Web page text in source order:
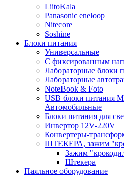
LiitoKala
Panasonic eneloop
Nitecore
Soshine
Блоки питания
Универсальные
C фиксированным
Лабораторные блоки
Лабораторные
NoteBook & Foto
USB блоки питания
Автомобильные
Блоки питания для
Инвертор 12V-220V
Конвертеры-
ШТЕКЕРА, зажим
Зажим
Штекера
Паяльное оборудование